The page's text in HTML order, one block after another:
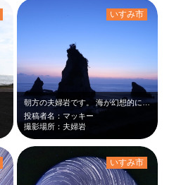
朝方の夫婦岩です。 海が幻想的になりました。
投稿者名：マッキー
撮影場所：夫婦岩
いすみ市
いすみ市